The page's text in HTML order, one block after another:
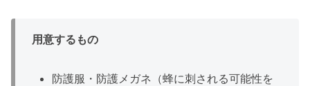
用意するもの
防護服・防護メガネ（蜂に刺される可能性を